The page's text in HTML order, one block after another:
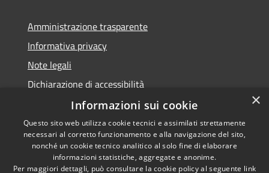
Amministrazione trasparente
Informativa privacy
Note legali
Dichiarazione di accessibilità
Accessibilità
Copyright © 2026 • Comune di
Caltanissetta • Powered by
×
Informazioni sui cookie
Questo sito web utilizza cookie tecnici e assimilati strettamente
necessari al corretto funzionamento e alla navigazione del sito,
nonché un cookie tecnico analitico al solo fine di elaborare
informazioni statistiche, aggregate e anonime.
Per maggiori dettagli, può consultare la cookie policy al seguente link